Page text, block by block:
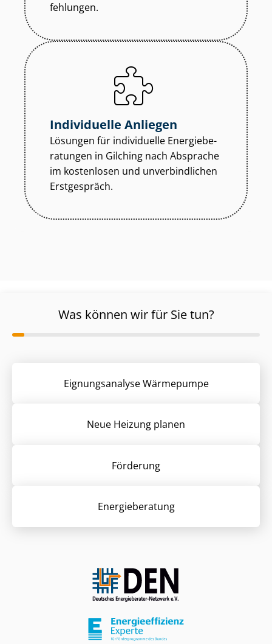
feh­lun­gen.
Individuelle Anliegen
Lösungen für individuelle En­er­gie­be­
ra­tun­gen in Gilching nach Absprache
im kostenlosen und unverbindlichen
Erstgespräch.
Was können wir für Sie tun?
Eignungsanalyse Wärmepumpe
Neue Heizung planen
Förderung
Energieberatung